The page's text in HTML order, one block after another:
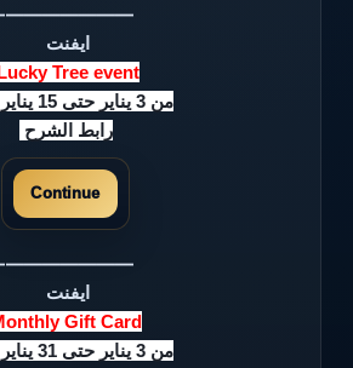
———————-
ايفنت
Tree event
من 3 يناير حتى 15 يناير 2019
رابط الشرح
Continue
———————-
ايفنت
Gift Card
من 3 يناير حتى 31 يناير 2019